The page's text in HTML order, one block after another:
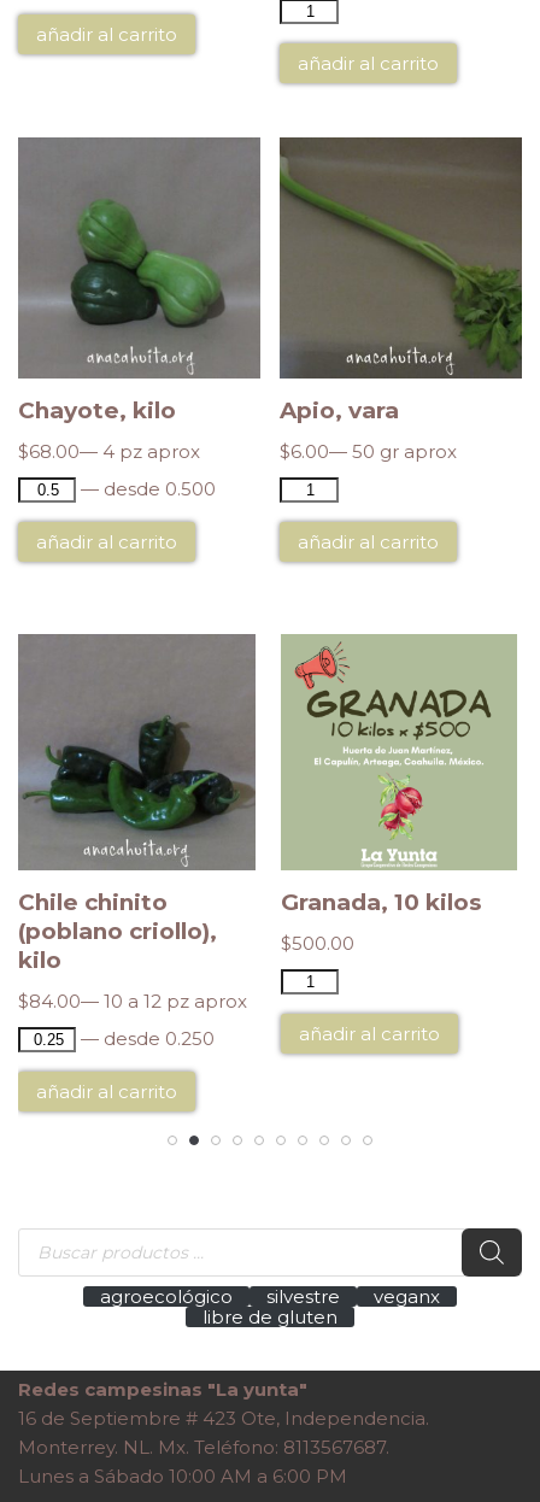
añadir al carrito
añadir al carrito
Chayote, kilo
$68.00— 4 pz aprox
— desde 0.500
añadir al carrito
Apio, vara
$6.00— 50 gr aprox
añadir al carrito
Chile chinito
(poblano criollo),
kilo
$84.00— 10 a 12 pz aprox
— desde 0.250
añadir al carrito
Granada, 10 kilos
$500.00
añadir al carrito
agroecológico silvestre
veganx
libre de gluten
Redes campesinas "La yunta"
16 de Septiembre # 423 Ote, Independencia.
Monterrey. NL. Mx. Teléfono: 8113567687.
Lunes a Sábado 10:00 AM a 6:00 PM